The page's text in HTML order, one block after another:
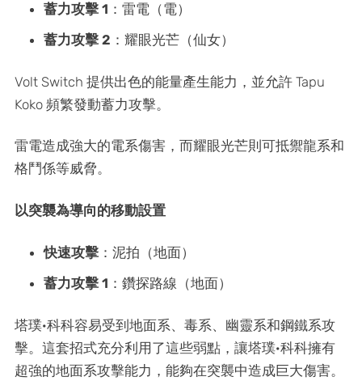
蓄力攻擊 1 ：雷電（電）
蓄力攻擊 2 ：耀眼光芒（仙女）
Volt Switch 提供出色的能量產生能力，並允許 Tapu
Koko 頻繁發動蓄力攻擊。
雷電造成強大的電系傷害，而耀眼光芒則可抵禦龍系和
格鬥係等威脅。
以突襲為導向的移動設置
快速攻擊：泥拍（地面）
蓄力攻擊 1 ：鑽探路線（地面）
塔璞·科科容易受到地面系、毒系、幽靈系和鋼鐵系攻
擊。這套招式充分利用了這些弱點，讓塔璞·科科擁有
超強的地面系攻擊能力，能夠在突襲中造成巨大傷害。